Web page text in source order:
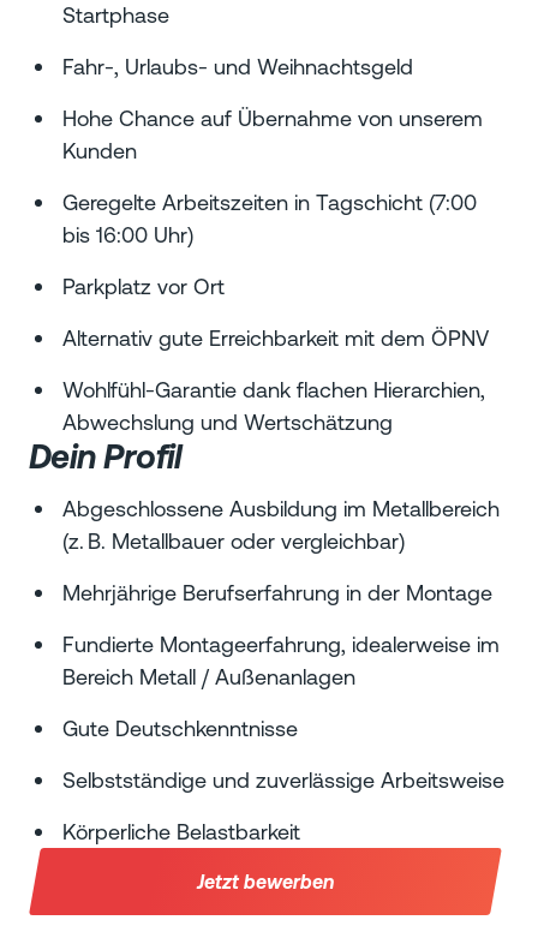
Startphase
Fahr-, Urlaubs- und Weihnachtsgeld
Hohe Chance auf Übernahme von unserem
Kunden
Geregelte Arbeitszeiten in Tagschicht (7:00
bis 16:00 Uhr)
Parkplatz vor Ort
Alternativ gute Erreichbarkeit mit dem ÖPNV
Wohlfühl-Garantie dank flachen Hierarchien,
Abwechslung und Wertschätzung
Dein Profil
Abgeschlossene Ausbildung im Metallbereich
(z. B. Metallbauer oder vergleichbar)
Mehrjährige Berufserfahrung in der Montage
Fundierte Montageerfahrung, idealerweise im
Bereich Metall / Außenanlagen
Gute Deutschkenntnisse
Selbstständige und zuverlässige Arbeitsweise
Körperliche Belastbarkeit
Jetzt bewerben